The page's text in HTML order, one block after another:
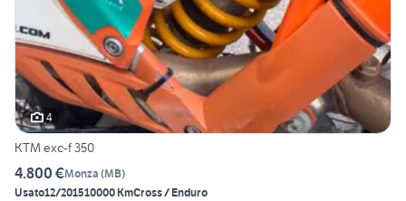
4
KTM exc-f 350
4.800 €Monza (MB)
Usato12/201510000 KmCross / Enduro